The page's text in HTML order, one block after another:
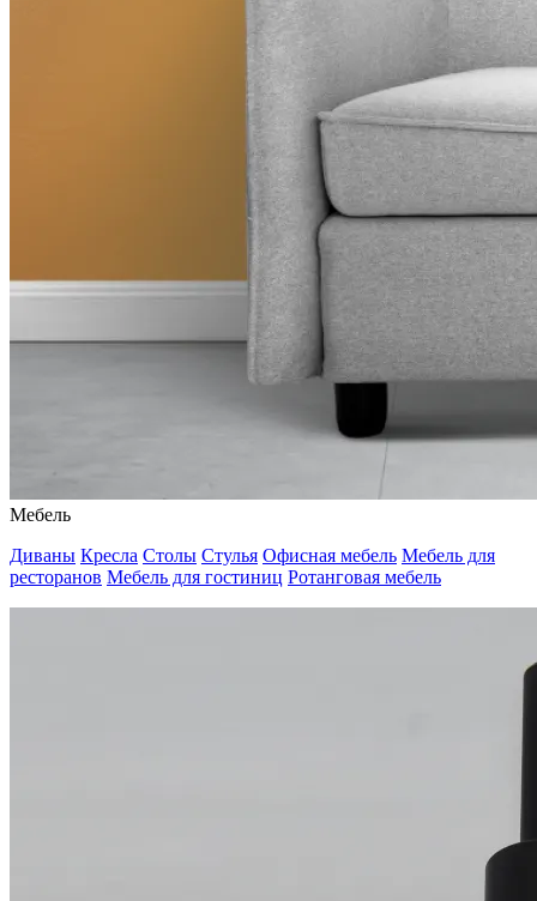
Мебель
Диваны Кресла Столы Стулья Офисная мебель Мебель для
ресторанов Мебель для гостиниц Ротанговая мебель